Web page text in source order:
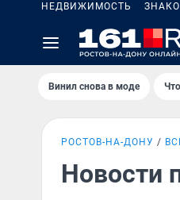
НЕДВИЖИМОСТЬ
Винил снова в моде
РОСТОВ-НА-ДОНУ
Новости